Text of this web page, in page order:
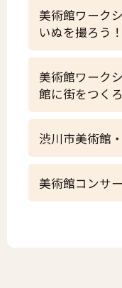
美術館ワーク
いぬを撮ろう
美術館ワーク
館に街をつく
渋川市美術館
美術館コンサ